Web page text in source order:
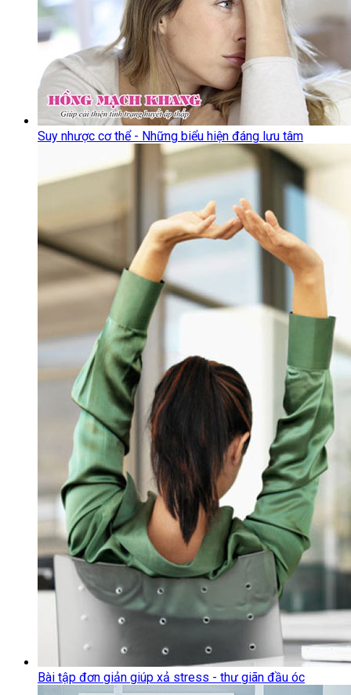
Suy nhược cơ thể - Những biểu hiện đáng lưu tâm
Bài tập đơn giản giúp xả stress - thư giãn đầu óc